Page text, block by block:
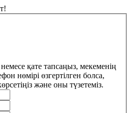
қате тапсаңыз, мекеменің
нөмірі өзгертілген болса,
және оны түзетеміз.